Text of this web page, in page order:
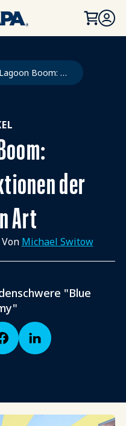
Lagoon Boom: Wasserattraktionen Der Neueren Art
der
Art
Von Michael Switow
"Blue